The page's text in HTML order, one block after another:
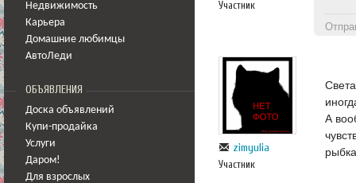
Недвижимость
Карьера
Домашние любимцы
АвтоЛеди
ОБЪЯВЛЕНИЯ
Доска объявлений
Купи-продайка
Услуги
Даром!
Для взрослых
Участник
zimyulia
Участник
А